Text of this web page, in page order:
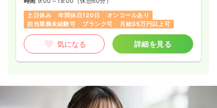
気になる 詳細を見る
検診・健診正看護師 一般病院
給与 25.5万円/月 賞与86.4万円
8:00～16:30
土日休み
年間休日120日
オンコールあり
担当業務未経験可
ブランク可 月給35万円以上可
気になる 詳細を見る